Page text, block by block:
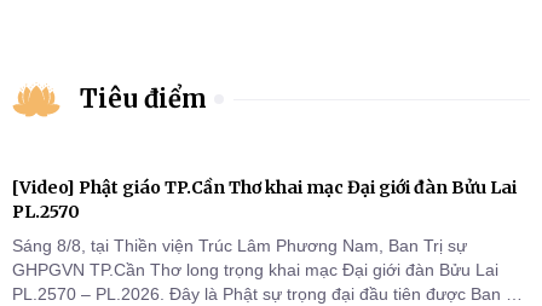
Tiêu điểm
[Video] Phật giáo TP.Cần Thơ khai mạc Đại giới đàn Bửu Lai
PL.2570
Sáng 8/8, tại Thiền viện Trúc Lâm Phương Nam, Ban Trị sự
GHPGVN TP.Cần Thơ long trọng khai mạc Đại giới đàn Bửu Lai
PL.2570 – PL.2026. Đây là Phật sự trọng đại đầu tiên được Ban Trị